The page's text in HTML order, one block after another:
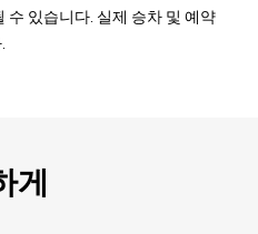
수 있습니다. 실제 승차 및 예약
게